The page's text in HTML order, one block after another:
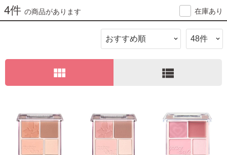
ビューティジャーナルから探す
ご利用ガイド
お問い合わせ
4件 の商品があります 在庫あり
view_module view_list